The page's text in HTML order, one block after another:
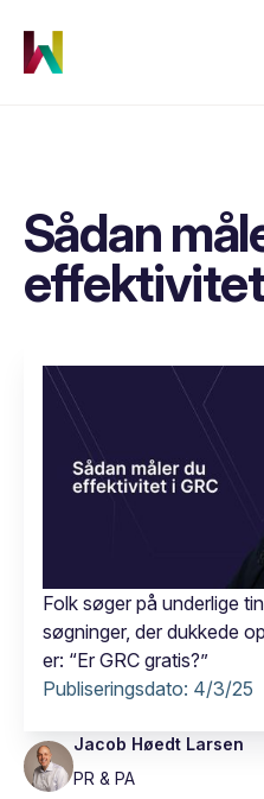
Sådan
effektivitet
Folk søger på underlige
søgninger, der dukkede
er: “Er GRC gratis?”
Publiseringsdato: 4/3/25
Jacob Høedt Larsen
PR & PA